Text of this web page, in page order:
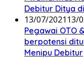
Debitur Ditya
13/07/2021 13/
Pegawai OTO
berpotensi
Menipu Debitur